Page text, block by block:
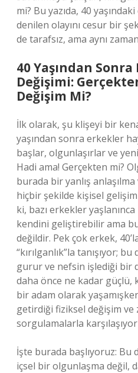
mi? Bu yazıda, 40
denilen olayını cesur bir
de tarafsız, ama aynı
40 Yaşından
Değişimi:
Değişim Mi?
İlk olarak, şu klişeyi bir
yaşından sonra erkekler
başlar, olgunlaşırlar ve
Hadi ama! Gerçekten mi?
burada bir yanlış anlaşılma
hiçbir şekilde kişisel
ki, bazı erkekler
kendini geliştirebilir ama
değildir. Pek çok erkek,
“kırılganlık”la tanışıyor;
gurur ve nefsin işlediği bir
daha önce ne kadar güçlü,
bir adam olarak
getirdiği fiziksel değişim ve
sorgulamalarla
İşte burada başlıyoruz: Bu
içsel bir olgunlaşma değil,